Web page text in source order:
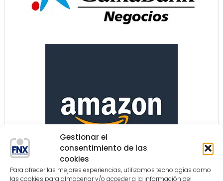
Gestionar el
consentimiento de las
cookies
Para ofrecer las mejores experiencias, utilizamos tecnologías como
las cookies para almacenar y/o acceder a la información del